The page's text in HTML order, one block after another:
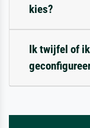
kies?
Ik twijfel of